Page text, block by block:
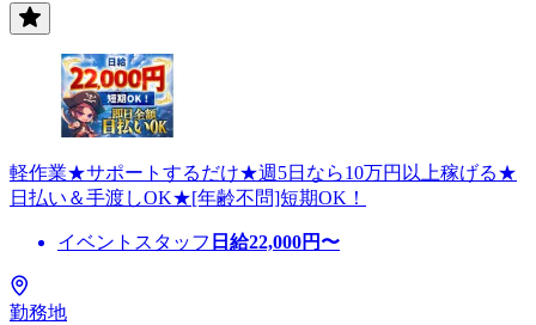
軽作業★サポートするだけ★週5日なら10万円以上稼げる★
日払い＆手渡しOK★[年齢不問]短期OK！
イベントスタッフ 日給22,000円〜
勤務地